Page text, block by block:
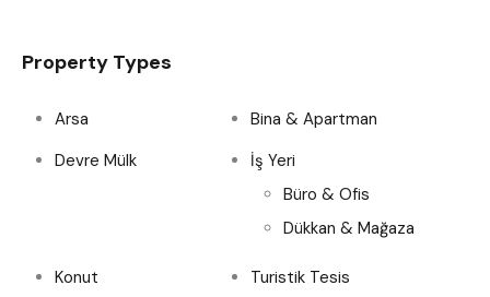
Property Types
Arsa
Bina & Apartman
Devre Mülk
İş Yeri
Büro & Ofis
Dükkan & Mağaza
Konut
Turistik Tesis